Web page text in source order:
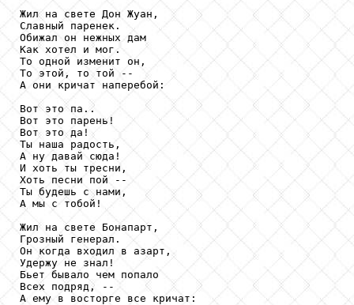
Жил на свете Дон Жуан,
Славный паренек.
Обижал он нежных дам
Как хотел и мог.
То одной изменит он,
То этой, то той --
А они кричат наперебой:
Вот это па..
Вот это парень!
Вот это да!
Ты наша радость,
А ну давай сюда!
И хоть ты тресни,
Хоть песни пой --
Ты будешь с нами,
А мы с тобой!
Жил на свете Бонапарт,
Грозный генерал.
Он когда входил в азарт,
Удержу не знал!
Бьет бывало чем попало
Всех подряд, --
А ему в восторге все кричат: